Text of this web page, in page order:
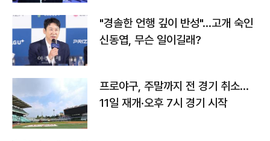
"경솔한 언행 깊이 반성"…고개 숙인
신동엽, 무슨 일이길래?
프로야구, 주말까지 전 경기 취소…
11일 재개·오후 7시 경기 시작